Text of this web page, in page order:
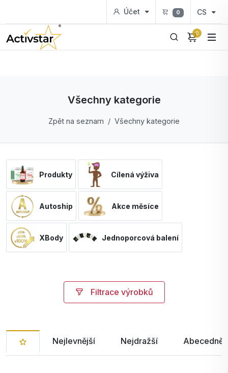
Účet 0 CS
0
Všechny kategorie
Zpět na seznam Všechny kategorie
Produkty Cílená výživa
Autoship Akce měsíce
XBody Jednoporcová balení
Filtrace výrobků
Nejlevnější Nejdražší Abecedně